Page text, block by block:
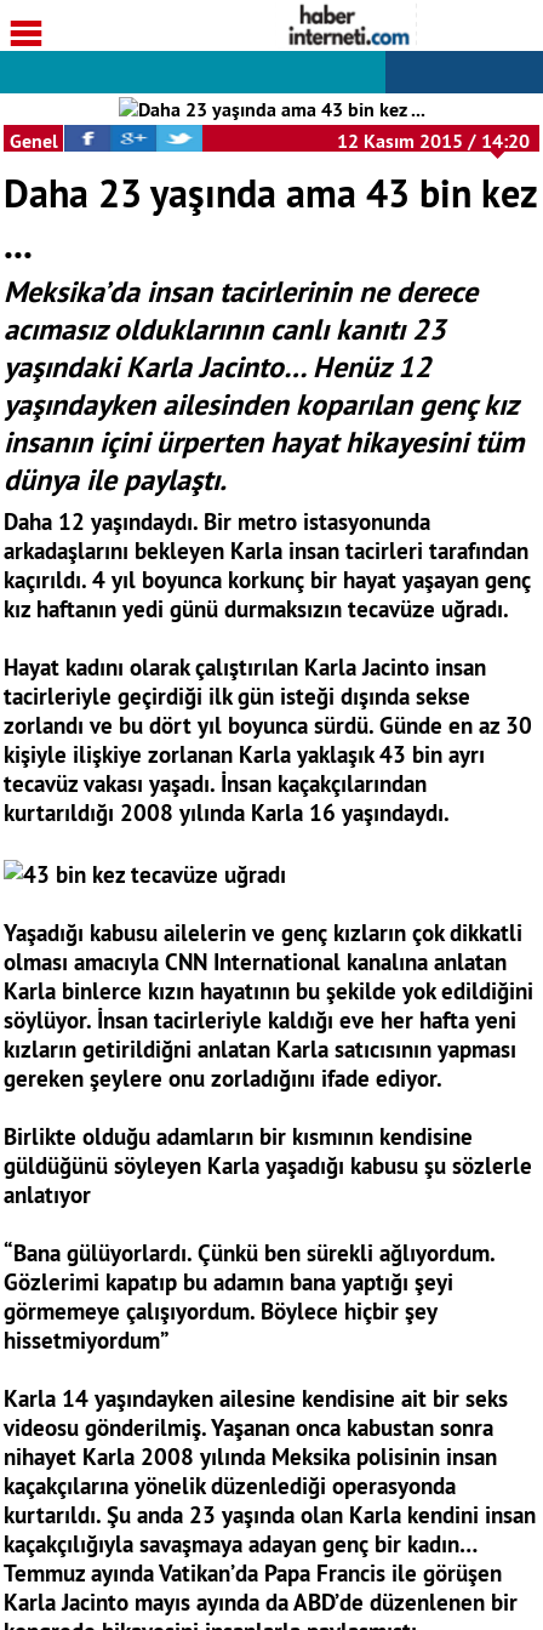
Genel 12 Kasım 2015 / 14:20
Daha 23 yaşında ama 43 bin kez
...
Meksika’da insan tacirlerinin ne derece
acımasız olduklarının canlı kanıtı 23
yaşındaki Karla Jacinto… Henüz 12
yaşındayken ailesinden koparılan genç kız
insanın içini ürperten hayat hikayesini tüm
dünya ile paylaştı.
Daha 12 yaşındaydı. Bir metro istasyonunda
arkadaşlarını bekleyen Karla insan tacirleri tarafından
kaçırıldı. 4 yıl boyunca korkunç bir hayat yaşayan genç
kız haftanın yedi günü durmaksızın tecavüze uğradı.
Hayat kadını olarak çalıştırılan Karla Jacinto insan
tacirleriyle geçirdiği ilk gün isteği dışında sekse
zorlandı ve bu dört yıl boyunca sürdü. Günde en az 30
kişiyle ilişkiye zorlanan Karla yaklaşık 43 bin ayrı
tecavüz vakası yaşadı. İnsan kaçakçılarından
kurtarıldığı 2008 yılında Karla 16 yaşındaydı.
Yaşadığı kabusu ailelerin ve genç kızların çok dikkatli
olması amacıyla CNN International kanalına anlatan
Karla binlerce kızın hayatının bu şekilde yok edildiğini
söylüyor. İnsan tacirleriyle kaldığı eve her hafta yeni
kızların getirildiğni anlatan Karla satıcısının yapması
gereken şeylere onu zorladığını ifade ediyor.
Birlikte olduğu adamların bir kısmının kendisine
güldüğünü söyleyen Karla yaşadığı kabusu şu sözlerle
anlatıyor
“Bana gülüyorlardı. Çünkü ben sürekli ağlıyordum.
Gözlerimi kapatıp bu adamın bana yaptığı şeyi
görmemeye çalışıyordum. Böylece hiçbir şey
hissetmiyordum”
Karla 14 yaşındayken ailesine kendisine ait bir seks
videosu gönderilmiş. Yaşanan onca kabustan sonra
nihayet Karla 2008 yılında Meksika polisinin insan
kaçakçılarına yönelik düzenlediği operasyonda
kurtarıldı. Şu anda 23 yaşında olan Karla kendini insan
kaçakçılığıyla savaşmaya adayan genç bir kadın…
Temmuz ayında Vatikan’da Papa Francis ile görüşen
Karla Jacinto mayıs ayında da ABD’de düzenlenen bir